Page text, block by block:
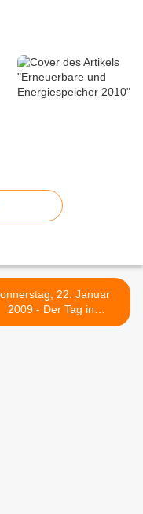
22. Januar
2009 - Der Tag in
Stichworten >